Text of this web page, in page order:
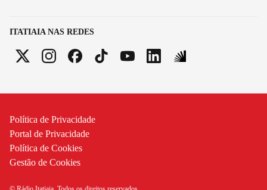
ITATIAIA NAS REDES
Política de Privacidade
Portal de Privacidade
Política de Cookies
Gestão de Cookies